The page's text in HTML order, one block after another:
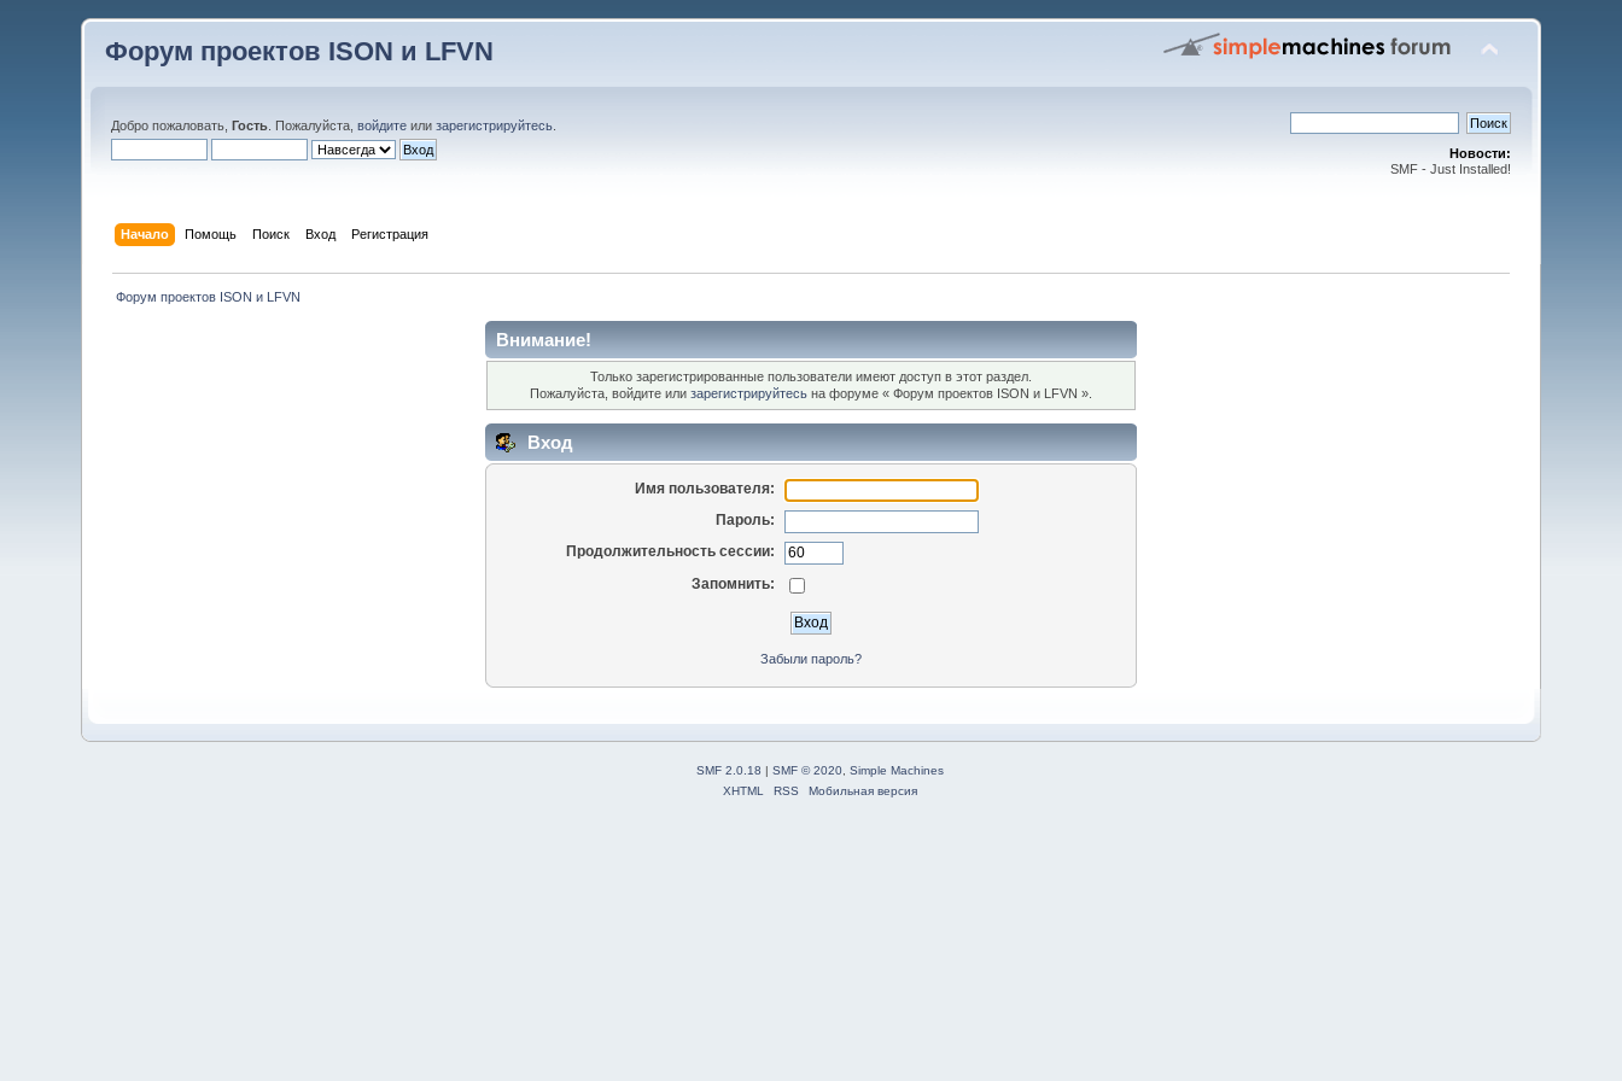
Форум проектов ISON и LFVN
Добро пожаловать,Гость . Пожалуйста,войдите илизарегистрируйтесь
Новости:
SMF - Just Installed!
Начало Помощь Поиск Вход Регистрация
Форум проектов ISON и LFVN
Внимание!
Только зарегистрированные пользователи имеют доступ в этот раздел.
Пожалуйста, войдите или зарегистрируйтесь на форуме « Форум проектов ISON и LFVN ».
Вход
Имя пользователя:
Пароль:
Продолжительность сессии:
Запомнить:
Забыли пароль?
SMF 2.0.18 | SMF © 2020 Simple Machines
XHTML
RSS Мобильная версия